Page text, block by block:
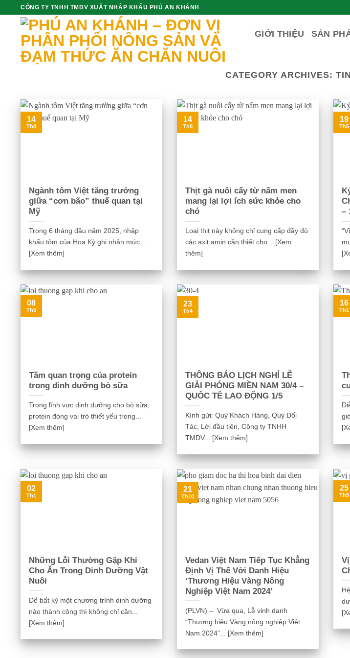
CÔNG TY TNHH TMDV XUẤT NHẬP KHẨU PHÚ AN KHÁNH
GIỚI THIỆU SẢN
CATEGORY ARCHIVES:
Ngành tôm Việt tăng trưởng
giữa “cơn bão” thuế quan tại
Mỹ
Trong 6 tháng đầu năm 2025, nhập
khẩu tôm của Hoa Kỳ ghi nhận mức...
[Xem thêm]
14
Th8
Thịt gà nuôi cấy từ nấm men
mang lại lợi ích sức khỏe cho
chó
Loại thịt này không chỉ cung cấp đầy đủ
các axit amin cần thiết cho... [Xem
thêm]
14
Th8
–
19
Th5
Tầm quan trọng của protein
trong dinh dưỡng bò sữa
Trong lĩnh vực dinh dưỡng cho bò sữa,
protein đóng vai trò thiết yếu trong...
[Xem thêm]
08
Th5
THÔNG BÁO LỊCH NGHỈ LỄ
GIẢI PHÓNG MIỀN NAM 30/4 –
QUỐC TẾ LAO ĐỘNG 1/5
Kính gửi: Quý Khách Hàng, Quý Đối
Tác, Lời đầu tiên, Công ty TNHH
TMDV... [Xem thêm]
23
Th4
16
Th1
Những Lỗi Thường Gặp Khi
Cho Ăn Trong Dinh Dưỡng Vật
Nuôi
Để bất kỳ một chương trình dinh dưỡng
nào thành công thì không chỉ cần...
[Xem thêm]
02
Th1
Vedan Việt Nam Tiếp Tục Khẳng
Định Vị Thế Với Danh Hiệu
‘Thương Hiệu Vàng Nông
Nghiệp Việt Nam 2024’
(PLVN) – Vừa qua, Lễ vinh danh
“Thương hiệu Vàng nông nghiệp Việt
Nam 2024”... [Xem thêm]
21
Th10
25
Th9